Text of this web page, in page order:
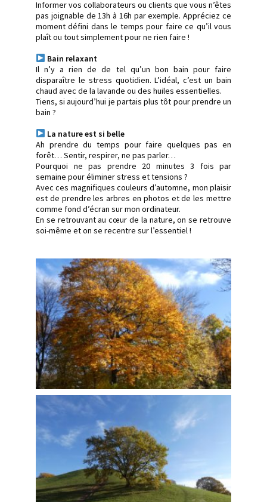
Informer vos collaborateurs ou clients que vous n’êtes
pas joignable de 13h à 16h par exemple. Appréciez ce
moment défini dans le temps pour faire ce qu’il vous
plaît ou tout simplement pour ne rien faire !
Bain relaxant
Il n’y a rien de de tel qu’un bon bain pour faire
disparaître le stress quotidien. L’idéal, c’est un bain
chaud avec de la lavande ou des huiles essentielles.
Tiens, si aujourd’hui je partais plus tôt pour prendre un
bain ?
La nature est si belle
Ah prendre du temps pour faire quelques pas en
forêt… Sentir, respirer, ne pas parler…
Pourquoi ne pas prendre 20 minutes 3 fois par
semaine pour éliminer stress et tensions ?
Avec ces magnifiques couleurs d’automne, mon plaisir
est de prendre les arbres en photos et de les mettre
comme fond d’écran sur mon ordinateur.
En se retrouvant au cœur de la nature, on se retrouve
soi-même et on se recentre sur l’essentiel !